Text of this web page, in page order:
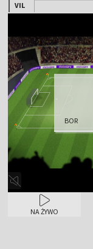
VIL
NA ŻYWO
BOR